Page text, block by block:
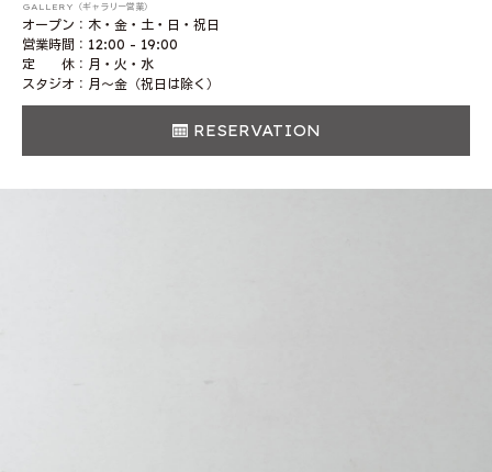
GALLERY（ギャラリー営業）
オープン：木・金・土・日・祝日
営業時間：12:00 - 19:00
定 休：月・火・水
スタジオ：月〜金（祝日は除く）
RESERVATION